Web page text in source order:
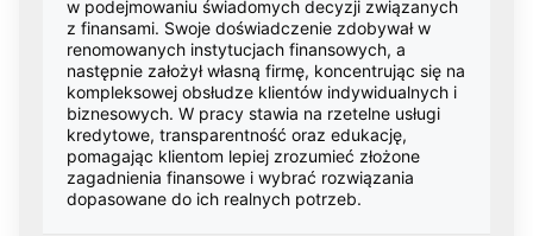
w podejmowaniu świadomych decyzji związanych
z finansami. Swoje doświadczenie zdobywał w
renomowanych instytucjach finansowych, a
następnie założył własną firmę, koncentrując się na
kompleksowej obsłudze klientów indywidualnych i
biznesowych. W pracy stawia na rzetelne usługi
kredytowe, transparentność oraz edukację,
pomagając klientom lepiej zrozumieć złożone
zagadnienia finansowe i wybrać rozwiązania
dopasowane do ich realnych potrzeb.